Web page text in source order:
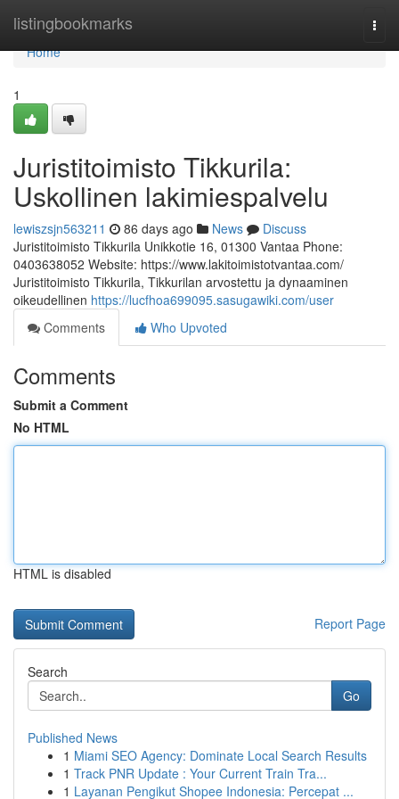
listingbookmarks
Home
Home
1
Juristitoimisto Tikkurila:
Uskollinen lakimiespalvelu
lewiszsjn563211 86 days ago News
Discuss
Juristitoimisto Tikkurila Unikkotie 16, 01300 Vantaa Phone:
0403638052 Website: https://www.lakitoimistotvantaa.com/
Juristitoimisto Tikkurila, Tikkurilan arvostettu ja dynaaminen
oikeudellinen https://lucfhoa699095.sasugawiki.com/user
Comments
Who Upvoted
Comments
Submit a Comment
No HTML
HTML is disabled
Report Page
Search
Go
Published News
1 Miami SEO Agency: Dominate Local Search Results
1 Track PNR Update : Your Current Train Tra...
1 Layanan Pengikut Shopee Indonesia: Percepat ...